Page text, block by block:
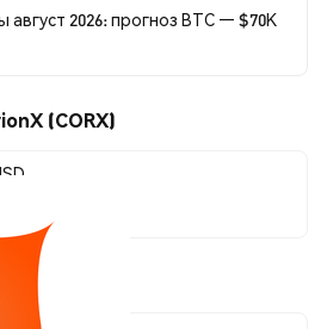
август 2026: прогноз BTC — $70K
(CORX)
(CORX)